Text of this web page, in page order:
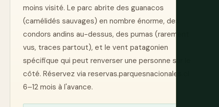
moins visité. Le parc abrite des guanacos
(camélidés sauvages) en nombre énorme, des
condors andins au-dessus, des pumas (rarement
vus, traces partout), et le vent patagonien
spécifique qui peut renverser une personne sur le
côté. Réservez via reservas.parquesnacionales.cl
6–12 mois à l'avance.